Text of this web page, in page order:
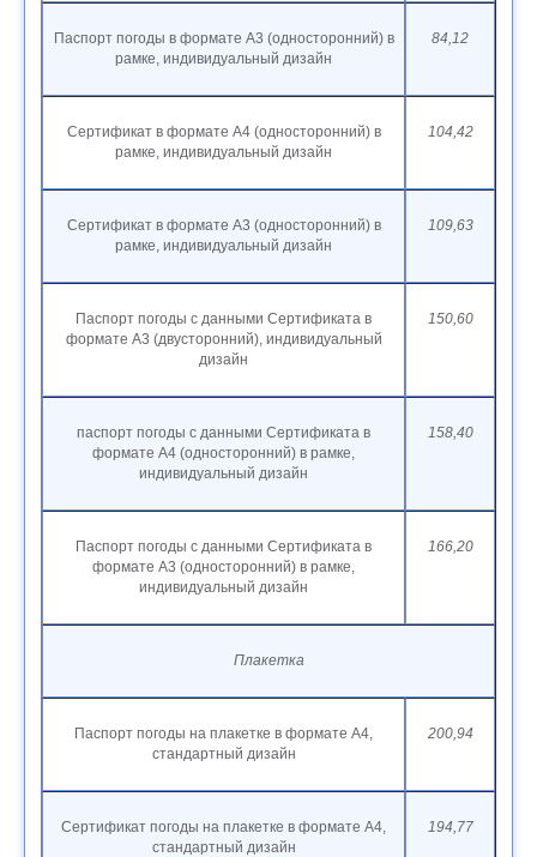
Паспорт погоды в формате А3 (односторонний) в
рамке, индивидуальный дизайн
84,12
Сертификат в формате А4 (односторонний) в
рамке, индивидуальный дизайн
104,42
Сертификат в формате А3 (односторонний) в
рамке, индивидуальный дизайн
109,63
Паспорт погоды с данными Сертификата в
формате А3 (двусторонний), индивидуальный
дизайн
150,60
паспорт погоды с данными Сертификата в
формате А4 (односторонний) в рамке,
индивидуальный дизайн
158,40
Паспорт погоды с данными Сертификата в
формате А3 (односторонний) в рамке,
индивидуальный дизайн
166,20
Плакетка
Паспорт погоды на плакетке в формате А4,
стандартный дизайн
200,94
Сертификат погоды на плакетке в формате А4,
стандартный дизайн
194,77